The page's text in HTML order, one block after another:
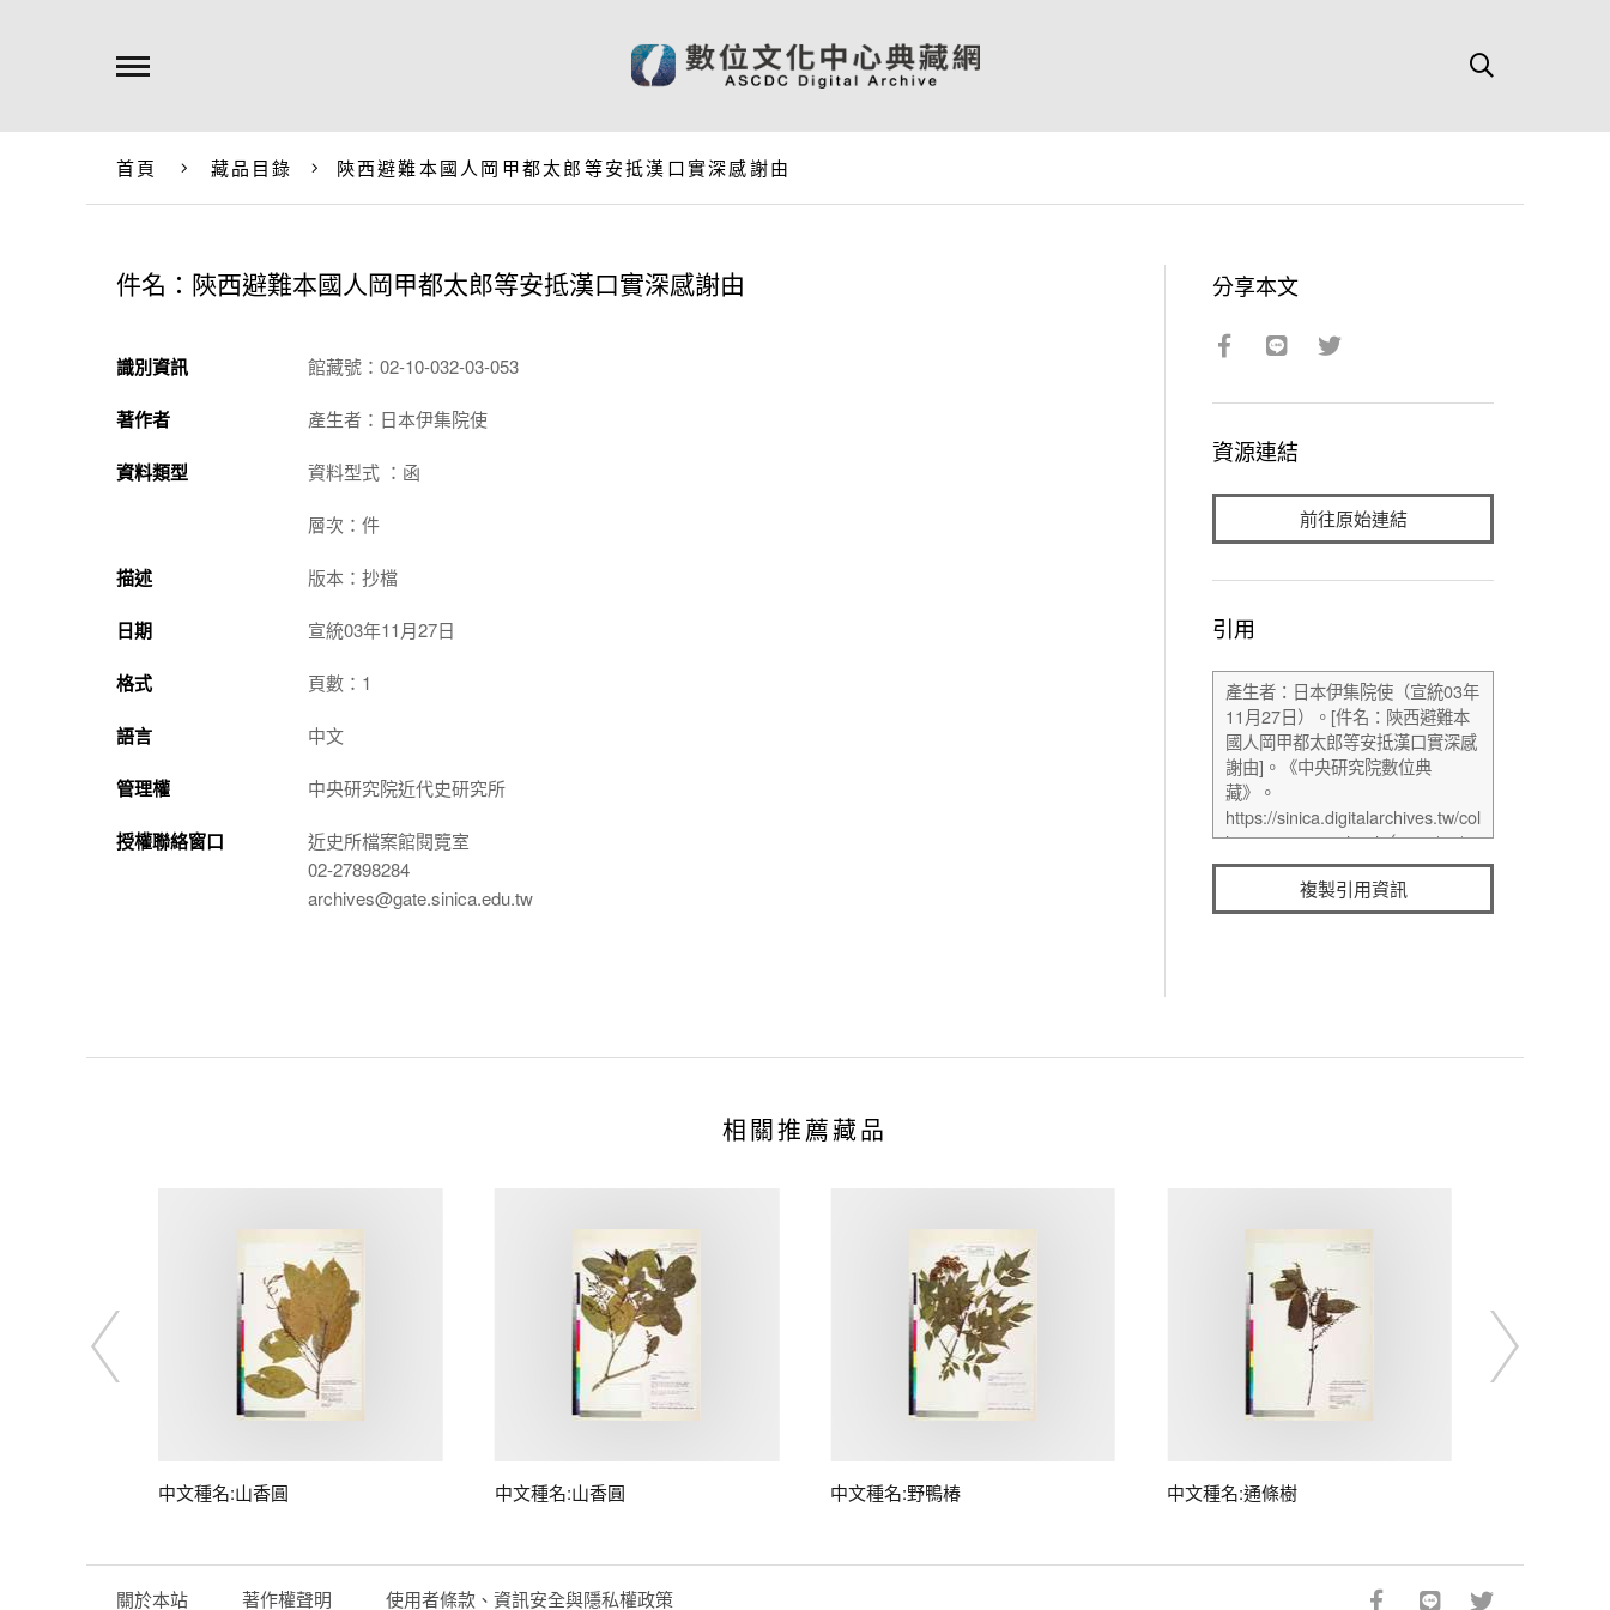
首頁 藏品目錄 陝西避難本國人岡甲都太郎等安抵漢口實深感謝由
件名：陝西避難本國人岡甲都太郎等安抵漢口實深感謝由
識別資訊 館藏號：02-10-032-03-053
著作者 產生者：日本伊集院使
資料類型 資料型式 ：函
層次：件
描述 版本：抄檔
日期 宣統03年11月27日
格式 頁數：1
語言 中文
管理權 中央研究院近代史研究所
授權聯絡窗口
近史所檔案館閱覽室
02-27898284
archives@gate.sinica.edu.tw
分享本文
資源連結
前往原始連結
引用
複製引用資訊
相關推薦藏品
中文種名:山香圓 中文種名:山香圓 中文種名:野鴨椿 中文種名:通條樹
關於本站 著作權聲明 使用者條款、資訊安全與隱私權政策